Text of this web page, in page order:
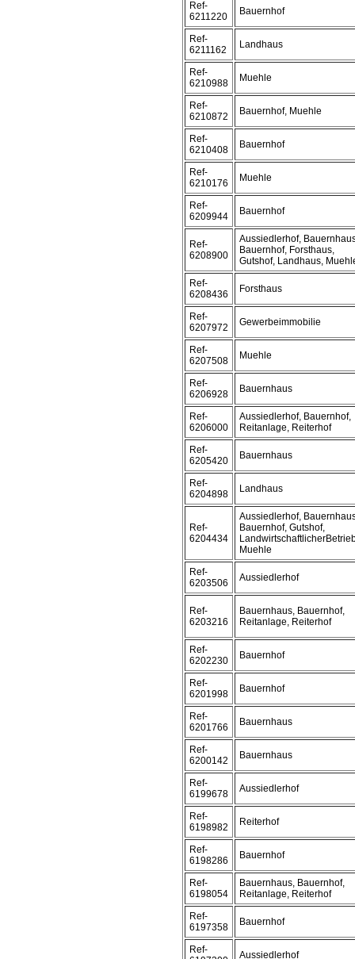
Ref-
6211220
Bauernhof
Ref-
6211162
Landhaus
Ref-
6210988
Muehle
Ref-
6210872
Bauernhof, Muehle
Ref-
6210408
Bauernhof
Ref-
6210176
Muehle
Ref-
6209944
Bauernhof
Ref-
6208900
Aussiedlerhof,
Bauernhof, Forsthaus,
Gutshof, Landhaus,
Ref-
6208436
Forsthaus
Ref-
6207972
Gewerbeimmobilie
Ref-
6207508
Muehle
Ref-
6206928
Bauernhaus
Ref-
6206000
Aussiedlerhof, Bauernhof,
Reitanlage, Reiterhof
Ref-
6205420
Bauernhaus
Ref-
6204898
Landhaus
Ref-
6204434
Aussiedlerhof,
Bauernhof, Gutshof,
Muehle
Ref-
6203506
Aussiedlerhof
Ref-
6203216
Bauernhaus, Bauernhof,
Reitanlage, Reiterhof
Ref-
6202230
Bauernhof
Ref-
6201998
Bauernhof
Ref-
6201766
Bauernhaus
Ref-
6200142
Bauernhaus
Ref-
6199678
Aussiedlerhof
Ref-
6198982
Reiterhof
Ref-
6198286
Bauernhof
Ref-
6198054
Bauernhaus, Bauernhof,
Reitanlage, Reiterhof
Ref-
6197358
Bauernhof
Ref-
Aussiedlerhof